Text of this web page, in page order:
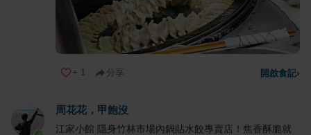
+ 1 分享 開啟食記›
周花花，甲飽沒
江家小館 隱身竹林市場內鍋貼水餃專賣店！焦香酥脆就